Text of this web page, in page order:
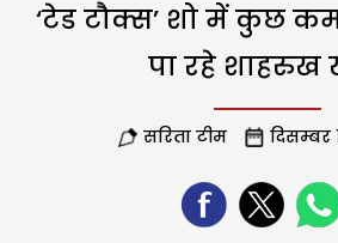
‘टेड टौक्स’ शो में कुछ
पा रहे शाहरुख
सरिता टीम दिसम्बर